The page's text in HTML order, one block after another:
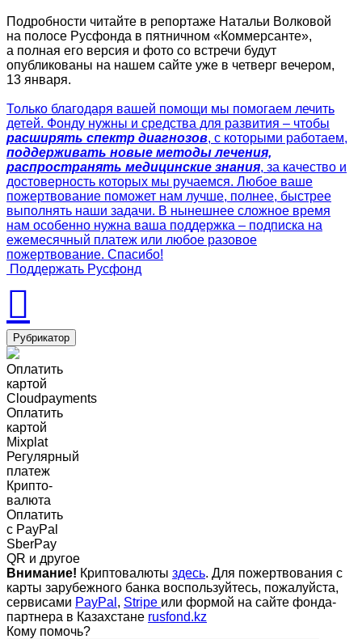
Подробности читайте в репортаже Натальи Волковой
на полосе Русфонда в пятничном «Коммерсанте»,
а полная его версия и фото со встречи будут
опубликованы на нашем сайте уже в четверг вечером,
13 января.
Только благодаря вашей помощи мы помогаем лечить
детей. Фонду нужны и средства для развития – чтобы
расширять спектр диагнозов, с которыми работаем,
поддерживать новые методы лечения,
распространять медицинские знания, за качество и
достоверность которых мы ручаемся. Любое ваше
пожертвование поможет нам лучше, полнее, быстрее
выполнять наши задачи. В нынешнее сложное время
нам особенно нужна ваша поддержка – подписка на
ежемесячный платеж или любое разовое
пожертвование. Спасибо!
Поддержать Русфонд
Рубрикатор
Оплатить
картой
Cloudpayments
Оплатить
картой
Mixplat
Регулярный
платеж
Крипто-
валюта
Оплатить
c PayPal
SberPay
QR и другое
Внимание! Криптовалюты здесь. Для пожертвования с
карты зарубежного банка воспользуйтесь, пожалуйста,
сервисами PayPal , Stripe или формой на сайте фонда-
партнера в Казахстане rusfond.kz
Кому помочь?